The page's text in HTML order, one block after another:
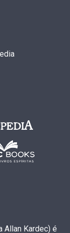
Allan Kardec) é